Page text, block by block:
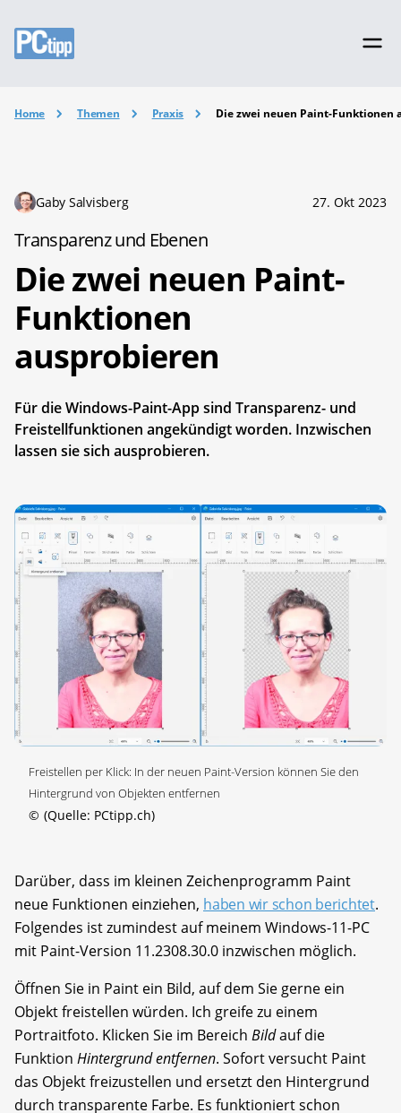
Home Themen Praxis Die zwei neuen Paint-Funktionen
Gaby Salvisberg 27. Okt 2023
Transparenz und Ebenen
Die zwei neuen Paint-
Funktionen
ausprobieren
Für die Windows-Paint-App sind Transparenz- und
Freistellfunktionen angekündigt worden. Inzwischen
lassen sie sich ausprobieren.
Freistellen per Klick: In der neuen Paint-Version können Sie den
Hintergrund von Objekten entfernen
© (Quelle: PCtipp.ch)
Darüber, dass im kleinen Zeichenprogramm Paint
neue Funktionen einziehen, haben wir schon berichtet.
Folgendes ist zumindest auf meinem Windows-11-PC
mit Paint-Version 11.2308.30.0 inzwischen möglich.
Öffnen Sie in Paint ein Bild, auf dem Sie gerne ein
Objekt freistellen würden. Ich greife zu einem
Portraitfoto. Klicken Sie im Bereich Bildauf die
Funktion Hintergrund entfernen. Sofort versucht Paint
das Objekt freizustellen und ersetzt den Hintergrund
durch transparente Farbe. Es funktioniert schon